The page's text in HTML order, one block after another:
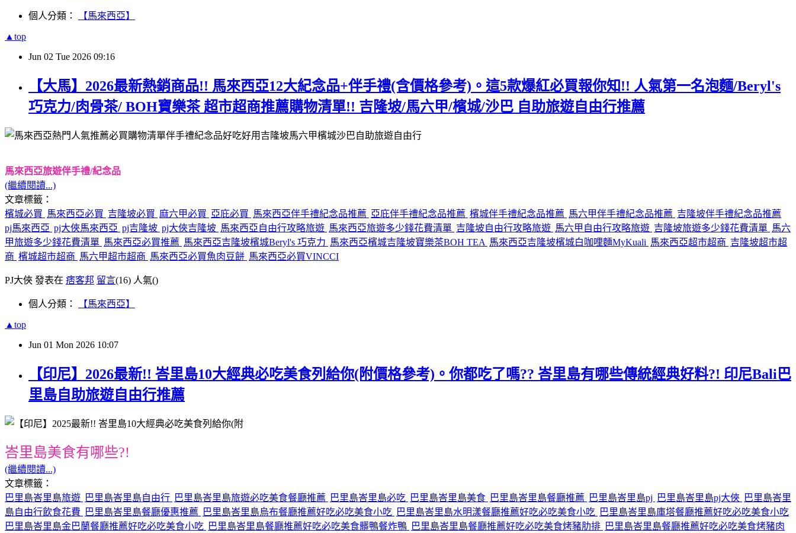
個人分類： 【馬來西亞】
▲top
Jun 02 Tue 2026 09:16
【大馬】2026最新熱銷商品!! 馬來西亞12大紀念品+伴手禮(含價格參考)。這5款爆紅必買報你知!! 人氣第一名泡麵/Beryl's
巧克力/肉骨茶/ BOH寶樂茶 超市超商推薦購物清單!! 吉隆坡/馬六甲/檳城/沙巴 自助旅遊自由行推薦
馬來西亞旅遊伴手禮/紀念品
(繼續閱讀...)
文章標籤：
檳城必買 馬來西亞必買 吉隆坡必買 麻六甲必買 亞庇必買 馬來西亞伴手禮紀念品推薦 亞庇伴手禮紀念品推薦 檳城伴手禮紀念品推薦 馬六甲伴手禮紀念品推薦 吉隆坡伴手禮紀念品推薦
pj馬來西亞 pj大俠馬來西亞 pj吉隆坡 pj大俠吉隆坡 馬來西亞自由行攻略旅遊 馬來西亞旅遊多少錢花費清單 吉隆坡自由行攻略旅遊 馬六甲自由行攻略旅遊 吉隆坡旅遊多少錢花費清單 馬六
甲旅遊多少錢花費清單 馬來西亞必買推薦 馬來西亞吉隆坡檳城Beryl's 巧克力 馬來西亞檳城吉隆坡寶樂茶BOH TEA 馬來西亞吉隆坡檳城白咖哩麵MyKuali 馬來西亞超市超商 吉隆坡超市超
商 檳城超市超商 馬六甲超市超商 馬來西亞必買魚肉豆餅 馬來西亞必買VINCCI
PJ大俠 發表在 痞客邦 留言(16) 人氣()
個人分類： 【馬來西亞】
▲top
Jun 01 Mon 2026 10:07
【印尼】2026最新!! 峇里島10大經典必吃美食列給你(附價格參考)。你都吃了嗎?? 峇里島有哪些傳統經典好料?! 印尼Bali巴
里島自助旅遊自由行推薦
峇里島美食有哪些?!
(繼續閱讀...)
文章標籤：
巴里島峇里島旅遊 巴里島峇里島自由行 巴里島峇里島旅遊必吃美食餐廳推薦 巴里島峇里島必吃 巴里島峇里島美食 巴里島峇里島餐廳推薦 巴里島峇里島pj 巴里島峇里島pj大俠 巴里島峇里
島自由行飲食花費
巴里島峇里島餐廳優惠推薦 巴里島峇里島烏布餐廳推薦好吃必吃美食小吃 巴里島峇里島水明漾餐廳推薦好吃必吃美食小吃 巴里島峇里島庫塔餐廳推薦好吃必吃美食小吃
巴里島峇里島金巴蘭餐廳推薦好吃必吃美食小吃 巴里島峇里島餐廳推薦好吃必吃美食髒鴨餐炸鴨 巴里島峇里島餐廳推薦好吃必吃美食烤豬肋排 巴里島峇里島餐廳推薦好吃必吃美食烤豬肉